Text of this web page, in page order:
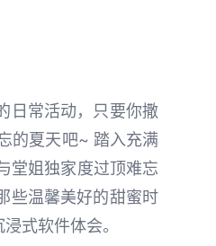
日常活动，只要你撒
的夏天吧~ 踏入充满
堂姐独家度过顶难忘
些温馨美好的甜蜜时
式软件体会。